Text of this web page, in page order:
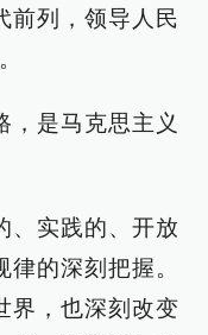
前列，领导人民
，是马克思主义
、实践的、开放
的深刻把握。
界，也深刻改变